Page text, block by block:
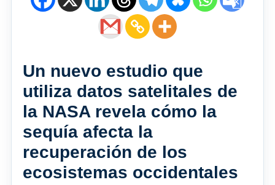
Un nuevo estudio que
utiliza datos satelitales de
la NASA revela cómo la
sequía afecta la
recuperación de los
ecosistemas occidentales